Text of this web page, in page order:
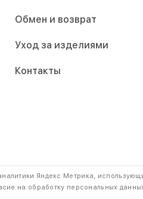
Обмен и возврат
Уход за изделиями
Контакты
Публичная оферта и
Яндекс Метрика,
на обработку персональных